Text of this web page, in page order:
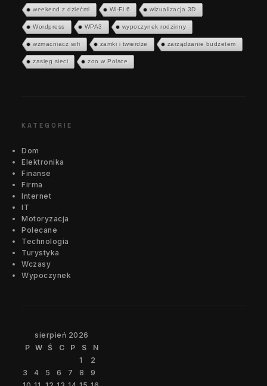
weekend z dziećmi Wi-Fi 6 wizualizacja 3D
Wordpress WPA3 wypoczynek rodzinny
wzmacniacz wifi zamki i twierdze zarządzanie budżetem
zasięg sieci zoo w Polsce
KATEGORIE
Dom
Elektronika
Finanse
Firma
Internet
IT
Motoryzacja
Polecane
Technologia
Turystyka
Wczasy
Wypoczynek
sierpień 2026
P
W Ś C P S
N
1
2
3
4 5 6 7 8
9